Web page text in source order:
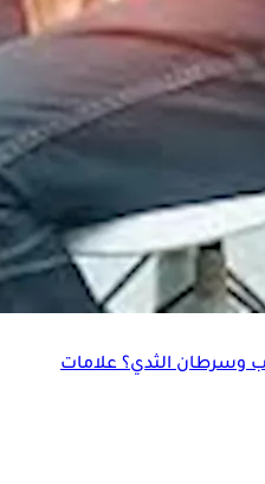
مراجعة منهجية وتحليل تجميعي شمل 68 دراسة سابقة وآلاف
العلاقة بين التعرض
وخطر الإصابة بسرطانات
وسرطان الثدي؟ علامات